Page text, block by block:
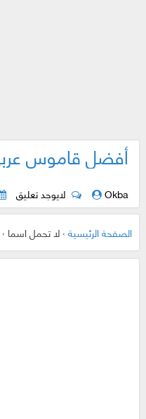
Okba لايوجد تعليق
الصفحة الرئيسية›لا تحمل اسما›